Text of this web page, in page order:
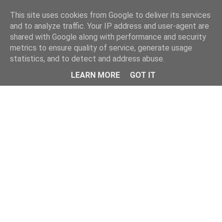
Menu
This site uses cookies from Google to deliver its services
and to analyze traffic. Your IP address and user-agent are
shared with Google along with performance and security
metrics to ensure quality of service, generate usage
statistics, and to detect and address abuse.
LEARN MORE
GOT IT